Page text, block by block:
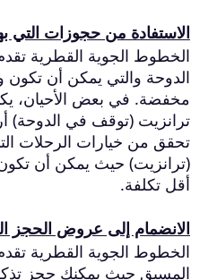
الاستفادة من حجوزات التي
الخطوط الجوية القطرية
الدوحة والتي يمكن أن
مخفضة. في بعض الأحيان،
ترانزيت (توقف في الدوحة)
تحقق من خيارات الرحلات
(ترانزيت) حيث يمكن أن
أقل تكلفة.
الانضمام إلى عروض الحجز
الخطوط الجوية القطرية
المسبق حيث يمكنك حجز